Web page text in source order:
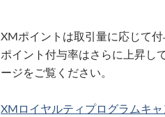
XMポイントは取引量に応じて
ポイント付与率はさらに上昇し
ージをご覧ください。
XMロイヤルティプログラムキャ